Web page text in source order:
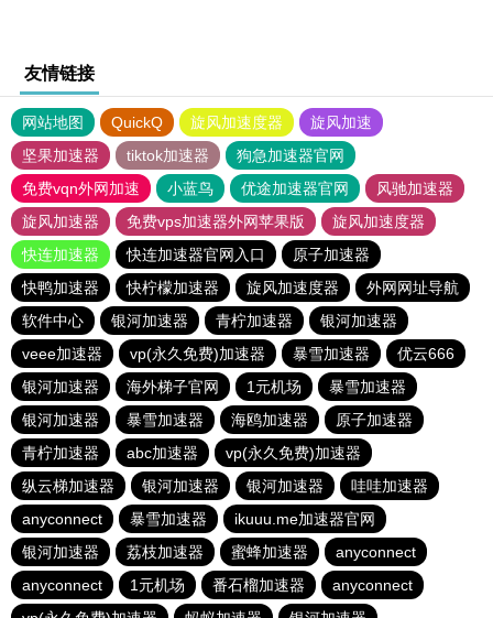
友情链接
网站地图 QuickQ 旋风加速度器
旋风加速
坚果加速器
tiktok加速器
狗急加速器官网
免费vqn外网加速
小蓝鸟 优途加速器官网
风驰加速器
旋风加速器
免费vps加速器外网苹果版
旋风加速度器
快连加速器
快连加速器官网入口
原子加速器
快鸭加速器
快柠檬加速器 旋风加速度器
外网网址导航
软件中心
银河加速器 青柠加速器
银河加速器
veee加速器
vp(永久免费)加速器 暴雪加速器
优云666
银河加速器
海外梯子官网 1元机场
暴雪加速器
银河加速器
暴雪加速器 海鸥加速器
原子加速器
青柠加速器
abc加速器
vp(永久免费)加速器
纵云梯加速器
银河加速器 银河加速器
哇哇加速器
anyconnect
暴雪加速器
ikuuu.me加速器官网
银河加速器
荔枝加速器 蜜蜂加速器
anyconnect
anyconnect
1元机场 番石榴加速器
anyconnect